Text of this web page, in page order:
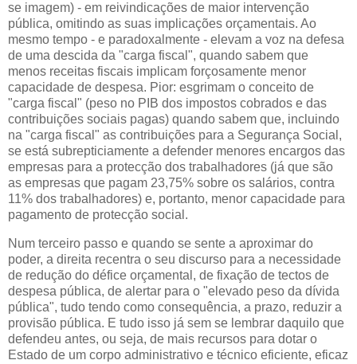
se imagem) - em reivindicações de maior intervenção
pública, omitindo as suas implicações orçamentais. Ao
mesmo tempo - e paradoxalmente - elevam a voz na defesa
de uma descida da "carga fiscal", quando sabem que
menos receitas fiscais implicam forçosamente menor
capacidade de despesa. Pior: esgrimam o conceito de
"carga fiscal" (peso no PIB dos impostos cobrados e das
contribuições sociais pagas) quando sabem que, incluindo
na "carga fiscal" as contribuições para a Segurança Social,
se está subrepticiamente a defender menores encargos das
empresas para a protecção dos trabalhadores (já que são
as empresas que pagam 23,75% sobre os salários, contra
11% dos trabalhadores) e, portanto, menor capacidade para
pagamento de protecção social.
Num terceiro passo e quando se sente a aproximar do
poder, a direita recentra o seu discurso para a necessidade
de redução do défice orçamental, de fixação de tectos de
despesa pública, de alertar para o "elevado peso da dívida
pública", tudo tendo como consequência, a prazo, reduzir a
provisão pública. E tudo isso já sem se lembrar daquilo que
defendeu antes, ou seja, de mais recursos para dotar o
Estado de um corpo administrativo e técnico eficiente, eficaz